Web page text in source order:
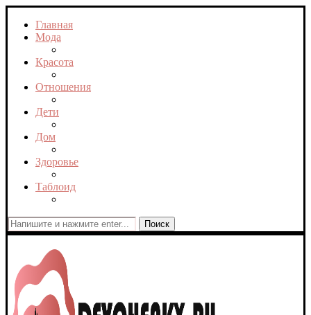
Главная
Мода
Красота
Отношения
Дети
Дом
Здоровье
Таблоид
Поиск